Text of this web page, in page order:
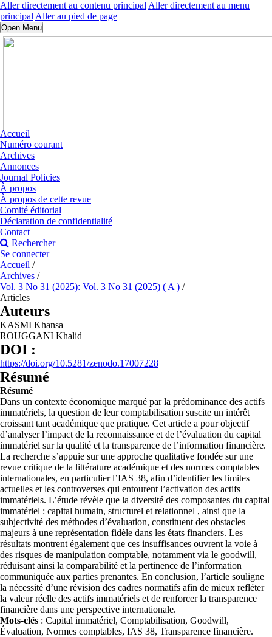
Aller directement au contenu principal Aller directement au menu
principal Aller au pied de page
Open Menu
Accueil
Numéro courant
Archives
Annonces
Journal Policies
À propos
À propos de cette revue
Comité éditorial
Déclaration de confidentialité
Contact
Rechercher
Se connecter
Accueil /
Archives /
Vol. 3 No 31 (2025): Vol. 3 No 31 (2025) ( A ) /
Articles
Auteurs
KASMI Khansa
ROUGGANI Khalid
DOI :
https://doi.org/10.5281/zenodo.17007228
Résumé
Résumé
Dans un contexte économique marqué par la prédominance des actifs
immatériels, la question de leur comptabilisation suscite un intérêt
croissant tant académique que pratique. Cet article a pour objectif
d’analyser l’impact de la reconnaissance et de l’évaluation du capital
immatériel sur la qualité et la transparence de l’information financière.
La recherche s’appuie sur une approche qualitative fondée sur une
revue critique de la littérature académique et des normes comptables
internationales, en particulier l’IAS 38, afin d’identifier les limites
actuelles et les controverses qui entourent l’activation des actifs
immatériels. L’étude révèle que la diversité des composantes du capital
immatériel : capital humain, structurel et relationnel , ainsi que la
subjectivité des méthodes d’évaluation, constituent des obstacles
majeurs à une représentation fidèle dans les états financiers. Les
résultats montrent également que ces insuffisances ouvrent la voie à
des risques de manipulation comptable, notamment via le goodwill,
réduisant ainsi la comparabilité et la pertinence de l’information
communiquée aux parties prenantes. En conclusion, l’article souligne
la nécessité d’une révision des cadres normatifs afin de mieux refléter
la valeur réelle des actifs immatériels et de renforcer la transparence
financière dans une perspective internationale.
Mots-clés : Capital immatériel, Comptabilisation, Goodwill,
Évaluation, Normes comptables, IAS 38, Transparence financière.